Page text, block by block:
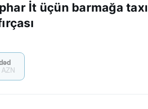
İt üçün barmağa
AZN